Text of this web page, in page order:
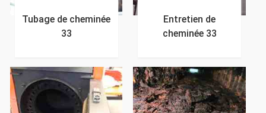
Tubage de cheminée
33
Entretien de
cheminée 33